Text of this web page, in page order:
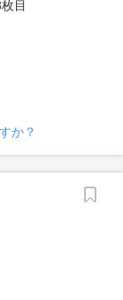
か？